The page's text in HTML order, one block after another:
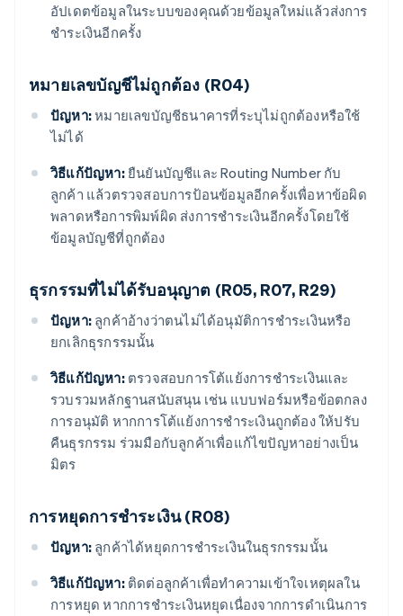
อัปเดตข้อมูลในระบบของคุณด้วยข้อมูลใหม่แล้วส่งการ
ชําระเงินอีกครั้ง
หมายเลขบัญชีไม่ถูกต้อง (R04)
ปัญหา:หมายเลขบัญชีธนาคารที่ระบุไม่ถูกต้องหรือใช้
ไม่ได้
วิธีแก้ปัญหา:ยืนยันบัญชีและ Routing Number กับ
ลูกค้า แล้วตรวจสอบการป้อนข้อมูลอีกครั้งเพื่อหาข้อผิด
พลาดหรือการพิมพ์ผิด ส่งการชําระเงินอีกครั้งโดยใช้
ข้อมูลบัญชีที่ถูกต้อง
ธุรกรรมที่ไม่ได้รับอนุญาต (R05, R07, R29)
ปัญหา: ลูกค้าอ้างว่าตนไม่ได้อนุมัติการชําระเงินหรือ
ยกเลิกธุรกรรมนั้น
วิธีแก้ปัญหา:ตรวจสอบการโต้แย้งการชําระเงินและ
รวบรวมหลักฐานสนับสนุน เช่น แบบฟอร์มหรือข้อตกลง
การอนุมัติ หากการโต้แย้งการชําระเงินถูกต้อง ให้ปรับ
คืนธุรกรรม ร่วมมือกับลูกค้าเพื่อแก้ไขปัญหาอย่างเป็น
มิตร
การหยุดการชําระเงิน (R08)
ปัญหา: ลูกค้าได้หยุดการชําระเงินในธุรกรรมนั้น
วิธีแก้ปัญหา:ติดต่อลูกค้าเพื่อทําความเข้าใจเหตุผลใน
การหยุด หากการชําระเงินหยุดเนื่องจากการดําเนินการ